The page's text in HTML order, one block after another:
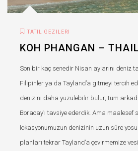
TATIL GEZILERI
KOH PHANGAN –
Son bir kaç senedir Nisan aylarını deniz
Filipinler ya da Tayland’a gitmeyi tercih
denizini daha yüzülebilir bulur, tüm
Boracay’ı tavsiye ederdik. Ama maalesef
lokasyonumuzun denizinin uzun süre
planları tekrar Tayland’a çevirmemize